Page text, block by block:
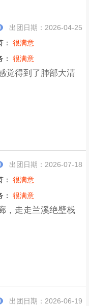
出团日期：2026-04-25
： 很满意
： 很满意
觉得到了肺部大清
出团日期：2026-07-18
： 很满意
： 很满意
，走走兰溪绝壁栈
出团日期：2026-06-19